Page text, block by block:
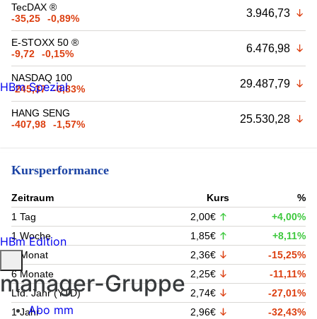
TecDAX ®
-35,25
-0,89% 3.946,73
E-STOXX 50 ®
-9,72
-0,15% 6.476,98
NASDAQ 100
-245,37
-0,83% 29.487,79
HANG SENG
-407,98
-1,57% 25.530,28
Kursperformance
Zeitraum Kurs
%
1 Tag
2,00€
+4,00%
1 Woche
1,85€
+8,11%
1 Monat
2,36€
-15,25%
6 Monate
2,25€
-11,11%
Lfd. Jahr (YTD)
2,74€
-27,01%
1 Jahr
2,96€
-32,43%
HBm Spezial
HBm Edition
manager-Gruppe
Abo mm